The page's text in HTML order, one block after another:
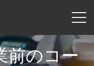
ナビ
のコー